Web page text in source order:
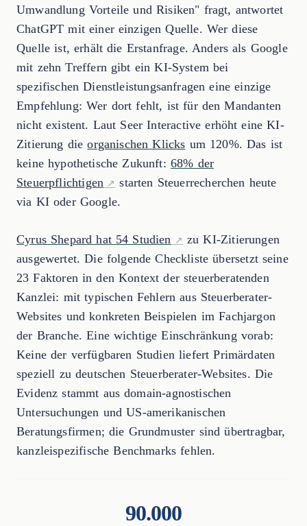
Umwandlung Vorteile und Risiken" fragt, antwortet
ChatGPT mit einer einzigen Quelle. Wer diese
Quelle ist, erhält die Erstanfrage. Anders als Google
mit zehn Treffern gibt ein KI-System bei
spezifischen Dienstleistungsanfragen eine einzige
Empfehlung: Wer dort fehlt, ist für den Mandanten
nicht existent. Laut Seer Interactive erhöht eine KI-
Zitierung dieorganischen Klicks um 120%. Das ist
keine hypothetische Zukunft: 68% der
Steuerpflichtigen
starten Steuerrecherchen heute
via KI oder Google.
Cyrus Shepard hat 54 Studien
zu KI-Zitierungen
ausgewertet. Die folgende Checkliste übersetzt seine
23 Faktoren in den Kontext der steuerberatenden
Kanzlei: mit typischen Fehlern aus Steuerberater-
Websites und konkreten Beispielen im Fachjargon
der Branche. Eine wichtige Einschränkung vorab:
Keine der verfügbaren Studien liefert Primärdaten
speziell zu deutschen Steuerberater-Websites. Die
Evidenz stammt aus domain-agnostischen
Untersuchungen und US-amerikanischen
Beratungsfirmen; die Grundmuster sind übertragbar,
kanzleispezifische Benchmarks fehlen.
90.000